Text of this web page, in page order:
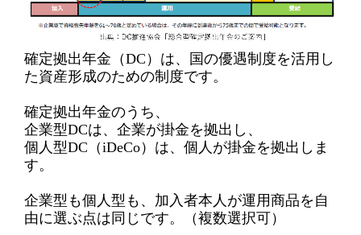
確定拠出年金（DC）は、国の優遇制度を活用し
た資産形成のための制度です。
確定拠出年金のうち、
企業型DCは、企業が掛金を拠出し、
個人型DC（iDeCo）は、個人が掛金を拠出しま
す。
企業型も個人型も、加入者本人が運用商品を自
由に選ぶ点は同じです。（複数選択可）